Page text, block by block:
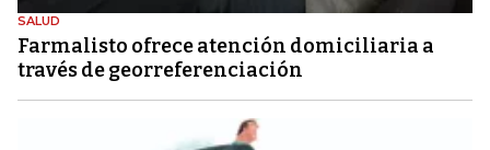
SALUD
Farmalisto ofrece atención domiciliaria a
través de georreferenciación